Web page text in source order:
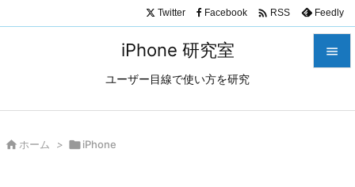
iPhone 研究室
ユーザー目線で使い方を研究

Twitter Facebook  RSS Feedly
 ホーム > iPhone